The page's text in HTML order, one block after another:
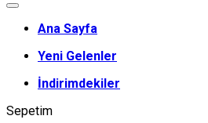
Ana Sayfa
Yeni Gelenler
İndirimdekiler
Sepetim